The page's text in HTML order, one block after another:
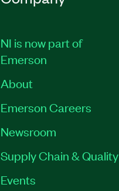
NI is now part of
Emerson
About
Emerson Careers
Newsroom
Supply Chain & Quality
Events